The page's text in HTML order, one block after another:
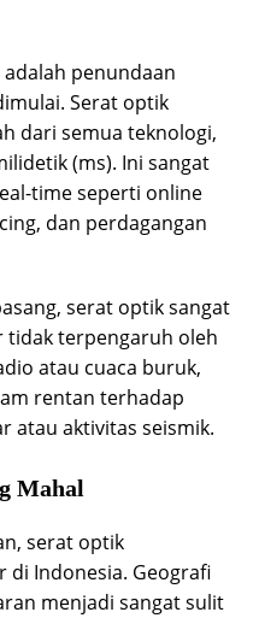
adalah penundaan
Serat optik
dari semua teknologi,
(ms). Ini sangat
time seperti online
dan perdagangan
serat optik sangat
tidak terpengaruh oleh
atau cuaca buruk,
rentan terhadap
atau aktivitas seismik.
Mahal
serat optik
di Indonesia. Geografi
menjadi sangat sulit